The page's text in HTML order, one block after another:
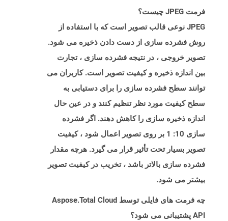
فرمت JPEG چیست؟
JPEG نوعی قالب تصویر است که با استفاده از
روش فشرده سازی از دست دادن ذخیره می شود.
تصویر خروجی ، در نتیجه فشرده سازی ، تجارت
بین اندازه ذخیره و کیفیت تصویر است. کاربران می
توانند سطح فشرده سازی را برای دستیابی به
سطح کیفیت مورد نظر تنظیم کنند و در عین حال
اندازه ذخیره سازی را کاهش دهند. اگر فشرده
سازی 10: 1 بر روی تصویر اعمال شود ، کیفیت
تصویر بسیار تحت تأثیر قرار می گیرد. هرچه مقدار
فشرده سازی بالاتر باشد ، تخریب در کیفیت تصویر
بیشتر می شود.
چه فرمت های فایلی توسط Aspose.Total Cloud
API پشتیبانی می شود؟